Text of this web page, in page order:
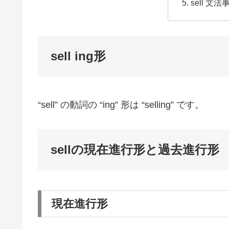
sell 文法
sell ing形
“sell” の動詞の “ing” 形は “selling” です。
sellの現在進行形と過去進行形
現在進行形